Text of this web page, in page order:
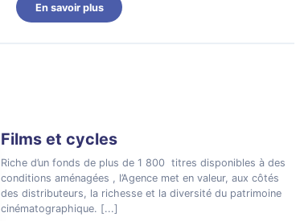
En savoir plus
Films et cycles
Riche d’un fonds de plus de 1 800 titres disponibles à des
conditions aménagées , l’Agence met en valeur, aux côtés
des distributeurs, la richesse et la diversité du patrimoine
cinématographique. [...]